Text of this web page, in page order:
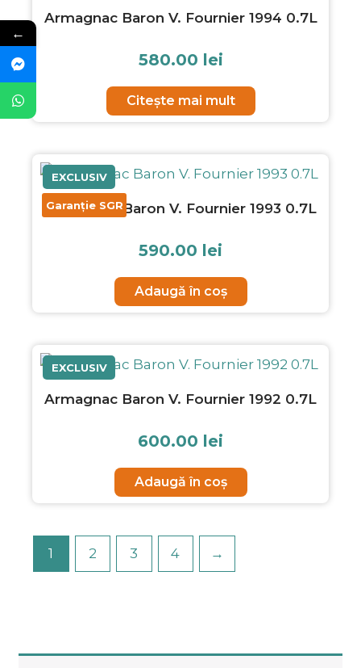
Armagnac Baron V. Fournier 1994 0.7L
580.00 lei
Citește mai mult
EXCLUSIV
Garanție SGR
Armagnac Baron V. Fournier 1993 0.7L
590.00 lei
Adaugă în coș
EXCLUSIV
Armagnac Baron V. Fournier 1992 0.7L
600.00 lei
Adaugă în coș
1 2 3 4 →
←